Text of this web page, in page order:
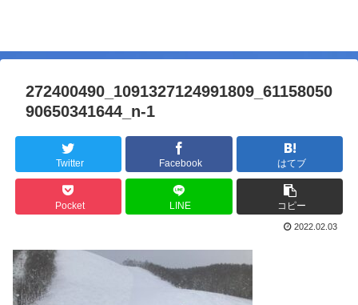
272400490_1091327124991809_61158050
90650341644_n-1
Twitter Facebook はてブ
Pocket LINE コピー
2022.02.03